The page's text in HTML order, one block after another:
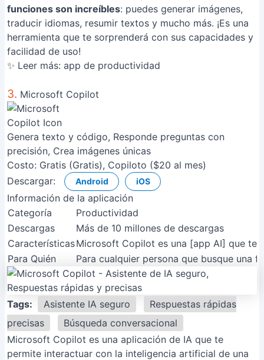
funciones son increíbles: puedes generar imágenes,
traducir idiomas, resumir textos y mucho más. ¡Es una
herramienta que te sorprenderá con sus capacidades y
facilidad de uso!
✨ Leer más: app de productividad
3. Microsoft Copilot
Genera texto y código, Responde preguntas con
precisión, Crea imágenes únicas
Costo: Gratis (Gratis), Copiloto ($20 al mes)
Descargar:
Android iOS
Información de la aplicación
Categoría
Productividad
Descargas
Más de 10 millones de descargas
CaracterísticasMicrosoft Copilot es una [app AI] que te
Para Quién
Para cualquier persona que busque una
Tags: Asistente IA seguro
Respuestas rápidas
precisas
Búsqueda conversacional
Microsoft Copilot es una aplicación de IA que te
permite interactuar con la inteligencia artificial de una